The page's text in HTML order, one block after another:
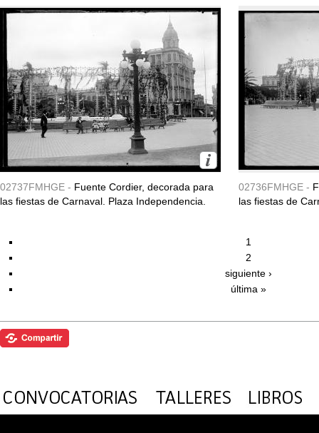
02737FMHGE - Fuente Cordier, decorada para
las fiestas de Carnaval. Plaza Independencia.
02736FMHGE -
las fiestas de
1
2
siguiente ›
última »